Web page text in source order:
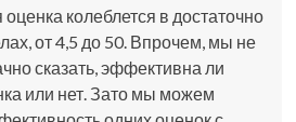
колеблется в достаточно
от 4,5 до 50. Впрочем, мы не
сказать, эффективна ли
или нет. Зато мы можем